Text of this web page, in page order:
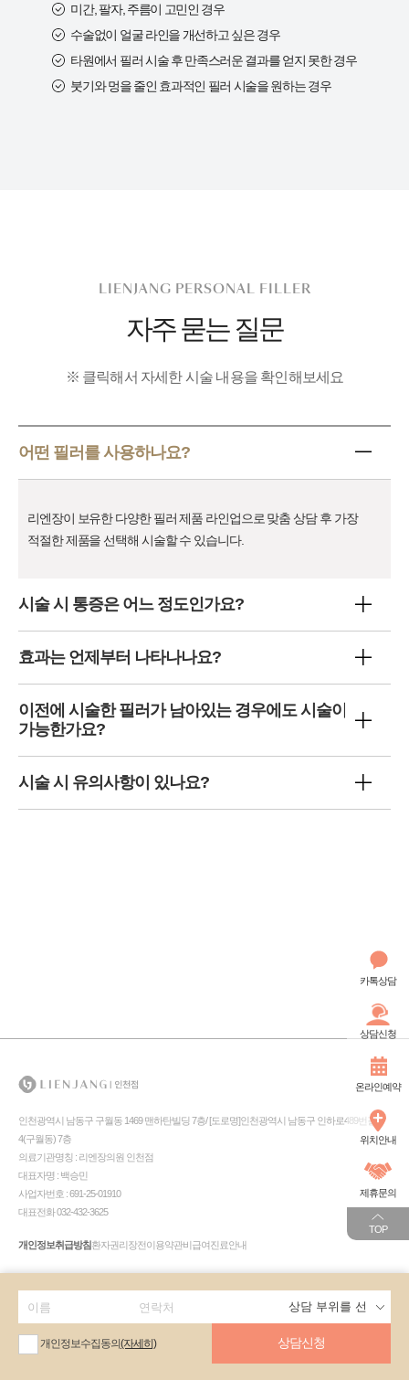
개인정보수집동의(자세히) 상담신청
카톡상담
상담신청
온라인예약
위치안내
제휴문의
TOP
미간, 팔자, 주름이 고민인 경우
수술없이 얼굴 라인을 개선하고 싶은 경우
타원에서 필러 시술 후 만족스러운 결과를 얻지 못한 경우
붓기와 멍을 줄인 효과적인 필러 시술을 원하는 경우
LIENJANG PERSONAL FILLER
자주 묻는 질문
※ 클릭해서 자세한 시술 내용을 확인해보세요
어떤 필러를 사용하나요?
리엔장이 보유한 다양한 필러 제품 라인업으로 맞춤 상담 후 가장
적절한 제품을 선택해 시술할 수 있습니다.
시술 시 통증은 어느 정도인가요?
효과는 언제부터 나타나나요?
이전에 시술한 필러가 남아있는 경우에도 시술이
가능한가요?
시술 시 유의사항이 있나요?
인천광역시 남동구 구월동 1469 맨하탄빌딩 7층/ [도로명]인천광역시 남동구 인하로489번길
4(구월동) 7층
의료기관명칭 : 리엔장의원 인천점
대표자명 : 백승민
사업자번호 : 691-25-01910
대표전화 032-432-3625
개인정보취급방침환자권리장전이용약관비급여진료안내